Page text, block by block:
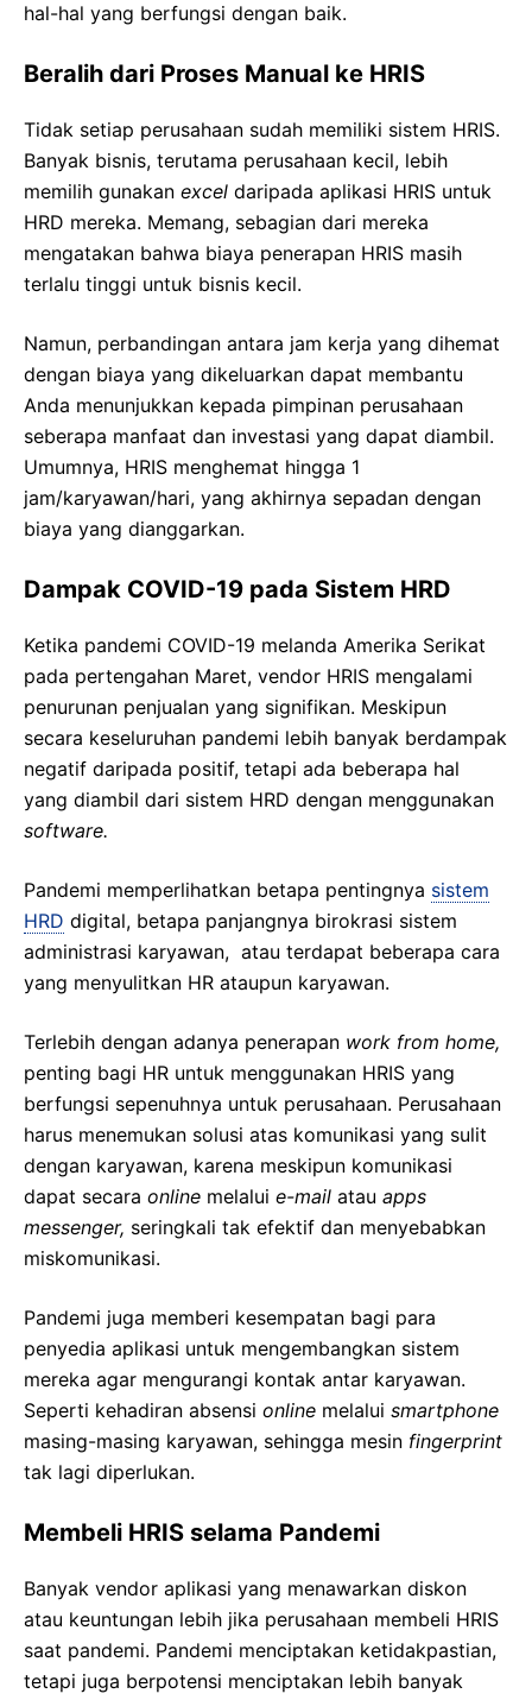
hal-hal yang berfungsi dengan baik.
Beralih dari Proses Manual ke HRIS
Tidak setiap perusahaan sudah memiliki sistem HRIS.
Banyak bisnis, terutama perusahaan kecil, lebih
memilih gunakan excel daripada aplikasi HRIS untuk
HRD mereka. Memang, sebagian dari mereka
mengatakan bahwa biaya penerapan HRIS masih
terlalu tinggi untuk bisnis kecil.
Namun, perbandingan antara jam kerja yang dihemat
dengan biaya yang dikeluarkan dapat membantu
Anda menunjukkan kepada pimpinan perusahaan
seberapa manfaat dan investasi yang dapat diambil.
Umumnya, HRIS menghemat hingga 1
jam/karyawan/hari, yang akhirnya sepadan dengan
biaya yang dianggarkan.
Dampak COVID-19 pada Sistem HRD
Ketika pandemi COVID-19 melanda Amerika Serikat
pada pertengahan Maret, vendor HRIS mengalami
penurunan penjualan yang signifikan. Meskipun
secara keseluruhan pandemi lebih banyak berdampak
negatif daripada positif, tetapi ada beberapa hal
yang diambil dari sistem HRD dengan menggunakan
software.
Pandemi memperlihatkan betapa pentingnya sistem
HRD digital, betapa panjangnya birokrasi sistem
administrasi karyawan, atau terdapat beberapa cara
yang menyulitkan HR ataupun karyawan.
Terlebih dengan adanya penerapan work from home,
penting bagi HR untuk menggunakan HRIS yang
berfungsi sepenuhnya untuk perusahaan. Perusahaan
harus menemukan solusi atas komunikasi yang sulit
dengan karyawan, karena meskipun komunikasi
dapat secara online melalui e-mail atau apps
messenger, seringkali tak efektif dan menyebabkan
miskomunikasi.
Pandemi juga memberi kesempatan bagi para
penyedia aplikasi untuk mengembangkan sistem
mereka agar mengurangi kontak antar karyawan.
Seperti kehadiran absensi online melalui smartphone
masing-masing karyawan, sehingga mesin fingerprint
tak lagi diperlukan.
Membeli HRIS selama Pandemi
Banyak vendor aplikasi yang menawarkan diskon
atau keuntungan lebih jika perusahaan membeli HRIS
saat pandemi. Pandemi menciptakan ketidakpastian,
tetapi juga berpotensi menciptakan lebih banyak